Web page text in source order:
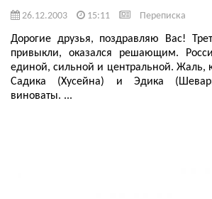
26.12.2003 15:11 Переписка
Дорогие друзья, поздравляю Вас!
привыкли, оказался решающим.
единой, сильной и центральной. Жаль,
Садика (Хусейна) и Эдика
виноваты. ...